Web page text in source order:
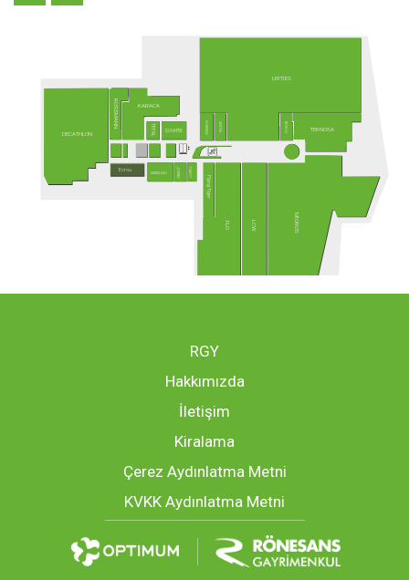
BOSCH
DECATHLON
Flying Tiger
FLO
JUMBO
KARACA
KORKMAZ
MİGROS
ROSSMANN
SAMSUNG
SCHAFER
TEFAL TEKNOSA
TWIGY
VESTEL
LCW
LEFTİES
Ecrou
RGY
Hakkımızda
İletişim
Kiralama
Çerez Aydınlatma Metni
KVKK Aydınlatma Metni